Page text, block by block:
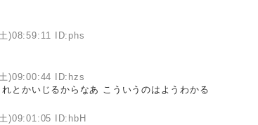
)08:59:11 ID:phs
)09:00:44 ID:hzs
とかいじるからなあ こういうのはようわかる
)09:01:05 ID:hbH